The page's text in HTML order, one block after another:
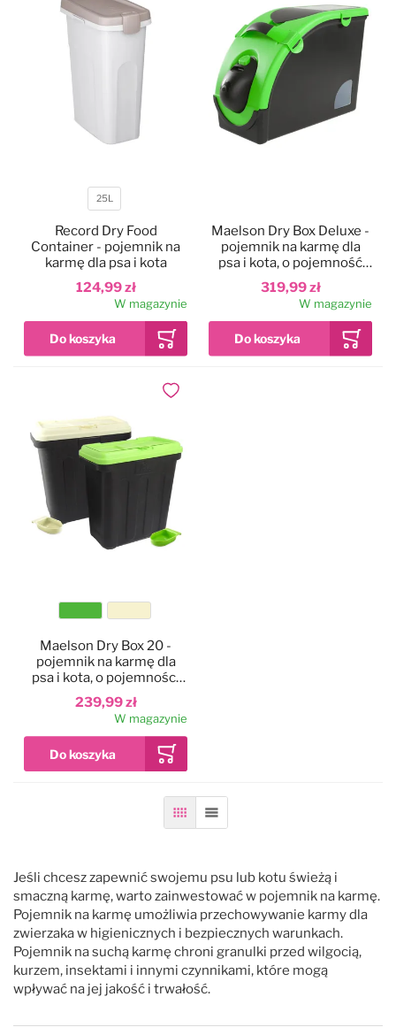
Pojemność
25L
124,99 zł
Record Dry Food
Container - pojemnik na
karmę dla psa i kota
W magazynie
319,99 zł
Maelson Dry Box Deluxe -
pojemnik na karmę dla
psa i kota, o pojemność
13kg, z okienkiem
W magazynie
Kolor
239,99 zł
Maelson Dry Box 20 -
pojemnik na karmę dla
psa i kota, o pojemności
20kg
W magazynie
Dodaj do ulubionych
SiatkaLista
Jeśli chcesz zapewnić swojemu psu lub kotu świeżą i
smaczną karmę, warto zainwestować w pojemnik na karmę.
Pojemnik na karmę umożliwia przechowywanie karmy dla
zwierzaka w higienicznych i bezpiecznych warunkach.
Pojemnik na suchą karmę chroni granulki przed wilgocią,
kurzem, insektami i innymi czynnikami, które mogą
wpływać na jej jakość i trwałość.